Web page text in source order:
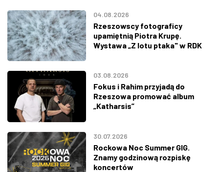
04.08.2026
Rzeszowscy fotograficy
upamiętnią Piotra Krupę.
Wystawa „Z lotu ptaka" w RDK
03.08.2026
Fokus i Rahim przyjadą do
Rzeszowa promować album
„Katharsis”
30.07.2026
Rockowa Noc Summer GIG.
Znamy godzinową rozpiskę
koncertów